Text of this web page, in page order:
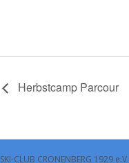
Herbstcamp Parcour
SKI-CLUB CRONENBERG 1929 e.V.